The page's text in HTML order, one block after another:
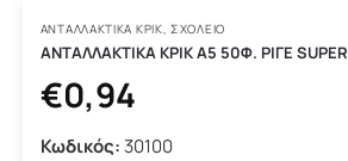
ΑΝΤΑΛΛΑΚΤΙΚΆ ΚΡΙΚ,ΣΧΟΛΕΙΟ
ΑΝΤΑΛΛΑΚΤΙΚΑ ΚΡΙΚ Α5 50Φ. ΡΙΓΕ SUPER
€0,94
Κωδικός: 30100